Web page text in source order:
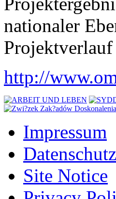
nationaler
http://
Impressum
Site Notice